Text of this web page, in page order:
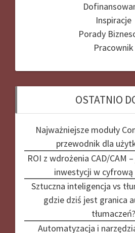
Inspiracje
Porady
Pracownik
OSTATNIO
Najważniejsze moduły
przewodnik dla
ROI z wdrożenia CAD/CAM
inwestycji w
Sztuczna inteligencja vs
gdzie dziś jest granica
tłumaczeń?
Automatyzacja i